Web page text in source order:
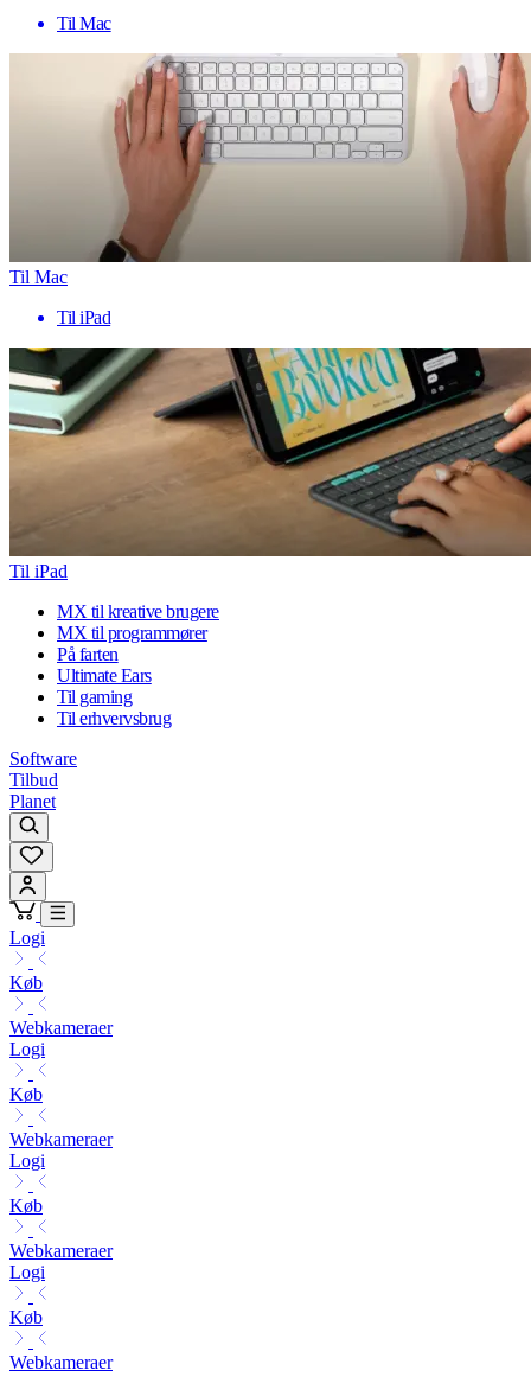
Til Mac
Til Mac
Til iPad
Til iPad
MX til kreative brugere
MX til programmører
På farten
Ultimate Ears
Til gaming
Til erhvervsbrug
Software
Tilbud
Planet
Logi
Køb
Webkameraer
Logi
Køb
Webkameraer
Logi
Køb
Webkameraer
Logi
Køb
Webkameraer